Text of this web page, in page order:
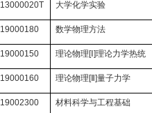
13000020T 大学化学实验
19000180 数学物理方法
19000150 理论物理 [Ⅰ]理论力学热统
19000160 理论物理 [Ⅱ]量子力学
19002300 材料科学与工程基础